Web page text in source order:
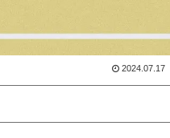
2024.07.17